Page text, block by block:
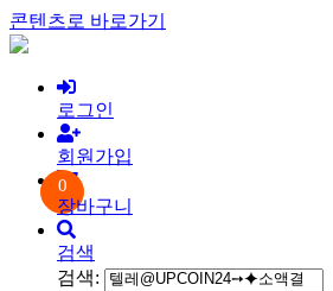
콘텐츠로 바로가기
로그인
회원가입
0
장바구니
검색
검색: